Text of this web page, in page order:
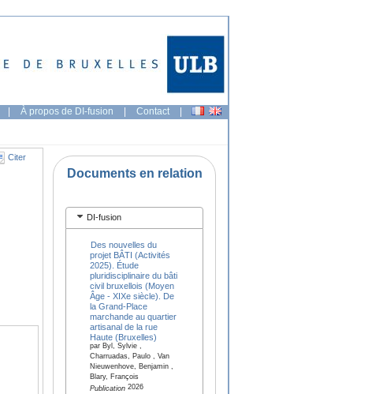
| À propos de DI-fusion | Contact |
Citer
Documents en relation
DI-fusion
Des nouvelles du
projet BÂTI (Activités
2025). Étude
pluridisciplinaire du bâti
civil bruxellois (Moyen
Âge - XIXe siècle). De
la Grand-Place
marchande au quartier
artisanal de la rue
Haute (Bruxelles)
par Byl, Sylvie ,
Charruadas, Paulo , Van
Nieuwenhove, Benjamin ,
Blary, François
Publication2026